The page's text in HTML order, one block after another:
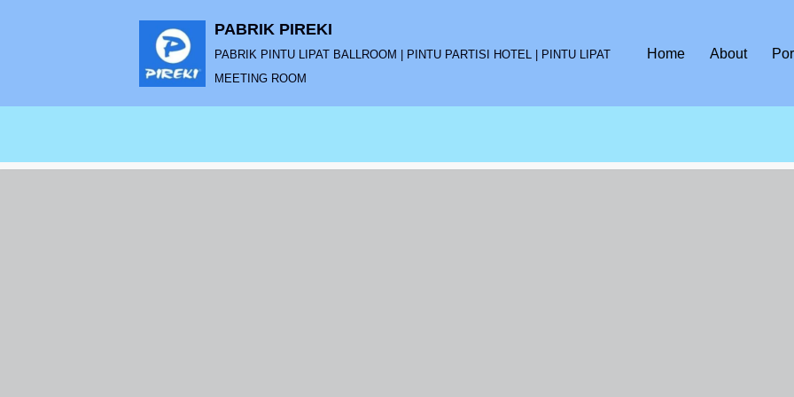
PABRIK PIREKI
PABRIK PINTU LIPAT BALLROOM | PINTU PARTISI HOTEL | PINTU LIPAT
MEETING ROOM
Home About